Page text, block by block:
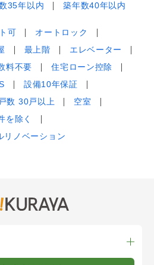
35年以内 築年数40年以内
可
オートロック
最上階
エレベーター
料不要
住宅ローン控除
設備10年保証
数 30戸以上
空室
を除く
リノベーション